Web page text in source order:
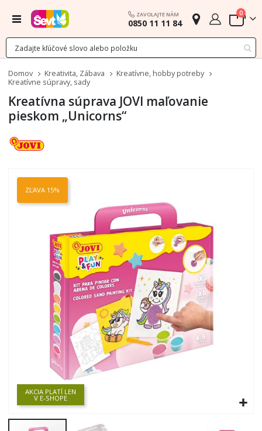
Menu ZAVOLAJTE NÁM
0850 11 11 84 Cart
0
Domov Kreativita, Zábava
Kreatívne, hobby potreby
Kreatívne súpravy, sady
Kreatívna súprava JOVI maľovanie
pieskom „Unicorns“
koniec
AKCIA PLATÍ LEN
V E-SHOPE
ZĽAVA 15%